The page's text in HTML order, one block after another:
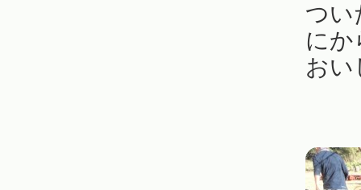
つい
にか
おい